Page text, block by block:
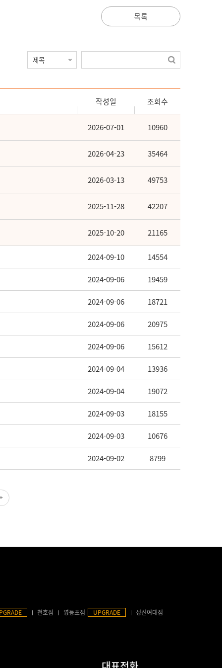
목록
작성일 조회수
2026-07-01 10960
2026-04-23 35464
2026-03-13 49753
2025-11-28 42207
2025-10-20 21165
2024-09-10 14554
2024-09-06 19459
2024-09-06 18721
2024-09-06 20975
2024-09-06 15612
2024-09-04 13936
2024-09-04 19072
2024-09-03 18155
2024-09-03 10676
2024-09-02 8799
천호점 영등포점 UPGRADE 성신여대점